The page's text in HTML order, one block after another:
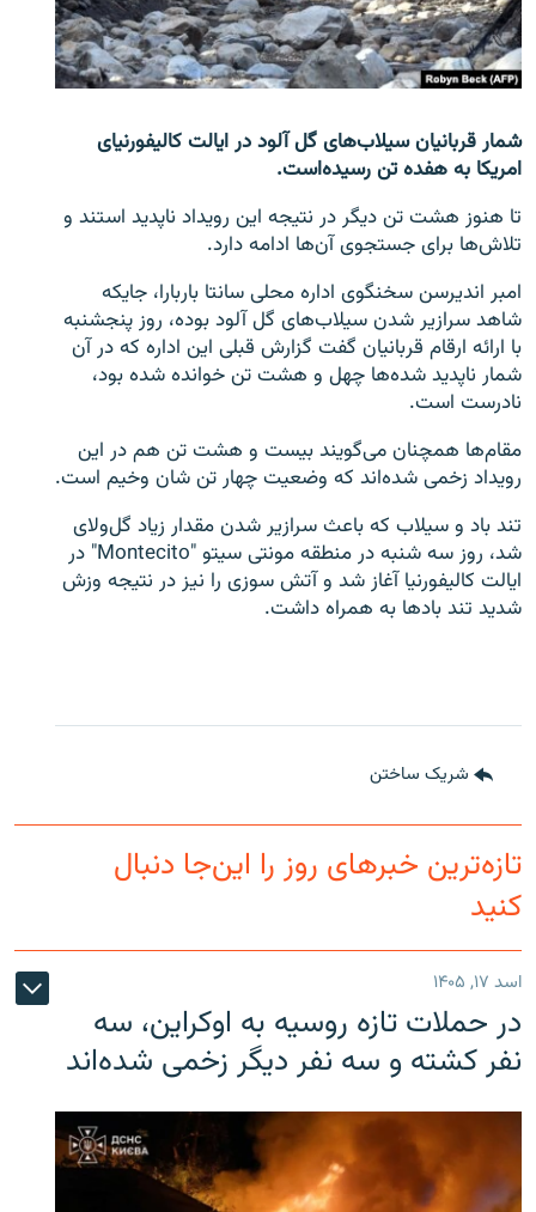
تماس
صفحه پشتو
Azadi English
همۀ سایت‌های رادیو آزادی/ رادیو اروپای آزاد
شمار قربانیان سیلاب‌های گل آلود در ایالت کالیفورنیای
امریکا به هفده تن رسیده‌است.
تا هنوز هشت تن دیگر در نتیجه این رویداد ناپدید استند و
تلاش‌ها برای جستجوی آن‌ها ادامه دارد.
امبر اندیرسن سخنگوی اداره محلی سانتا باربارا، جایکه
شاهد سرازیر شدن سیلاب‌های گل آلود بوده، روز پنجشنبه
با ارائه ارقام قربانیان گفت گزارش قبلی این اداره که در آن
شمار ناپدید شده‌ها چهل و هشت تن خوانده شده بود،
نادرست است.
مقام‌ها همچنان می‌گویند بیست و هشت تن هم در این
رویداد زخمی شده‌اند که وضعیت چهار تن شان وخیم است.
تند باد و سیلاب که باعث سرازیر شدن مقدار زیاد گل‌و‌لای
شد، روز سه شنبه در منطقه مونتی سیتو "Montecito" در
ایالت کالیفورنیا آغاز شد و آتش سوزی را نیز در نتیجه وزش
شدید تند بادها به همراه داشت.
شریک ساختن
تازه‌ترین خبرهای روز را این‌جا دنبال
کنید
اسد ۱۷, ۱۴۰۵
در حملات تازه روسیه به اوکراین، سه
نفر کشته و سه نفر دیگر زخمی شده‌اند